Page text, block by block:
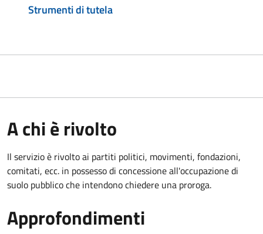
Strumenti di tutela
A chi è rivolto
Il servizio è rivolto ai partiti politici, movimenti, fondazioni,
comitati, ecc. in possesso di concessione all'occupazione di
suolo pubblico che intendono chiedere una proroga.
Approfondimenti